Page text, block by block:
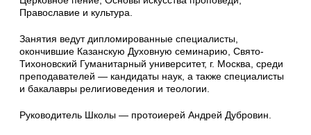
Православие и культура.
Занятия ведут дипломированные специалисты,
окончившие Казанскую Духовную семинарию, Свято-
Тихоновский Гуманитарный университет, г. Москва, среди
преподавателей — кандидаты наук, а также специалисты
и бакалавры религиоведения и теологии.
Руководитель Школы — протоиерей Андрей Дубровин.